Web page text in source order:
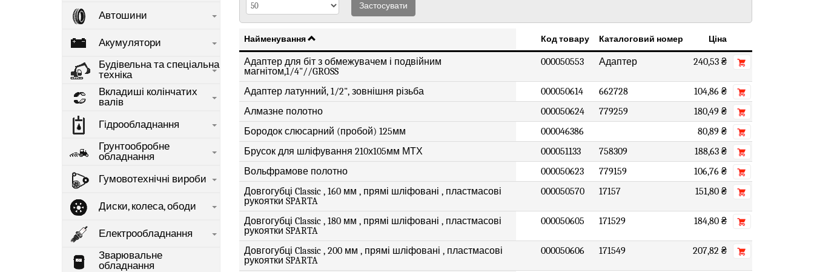
Автошини
Акумулятори
Будівельна та спеціальна
техніка
Вкладиші колінчатих
валів
Гідрообладнання
Грунтообробне
обладнання
Гумовотехнічні вироби
Диски, колеса, ободи
Електрообладнання
Зварювальне
обладнання
Застосувати
Найменування Код товару Каталоговий номер Ціна
Адаптер для біт з обмежувачем і подвійним
магнітом,1/4"//GROSS
000050553 Адаптер 240,53 ₴
Адаптер латунний, 1/2", зовнішня різьба 000050614 662728
104,86 ₴
Алмазне полотно
000050624 779259
180,49 ₴
Бородок слюсарний (пробой) 125мм
000046386
80,89 ₴
Брусок для шліфування 210х105мм МТХ
000051133 758309
188,63 ₴
Вольфрамове полотно
000050623 779159
106,76 ₴
Довгогубці Classic , 160 мм , прямі шліфовані , пластмасові
рукоятки SPARTA
000050570 17157 151,80 ₴
Довгогубці Classic , 180 мм , прямі шліфовані , пластмасові
рукоятки SPARTA
000050605 171529 184,80 ₴
Довгогубці Classic , 200 мм , прямі шліфовані , пластмасові
рукоятки SPARTA
000050606 171549 207,82 ₴